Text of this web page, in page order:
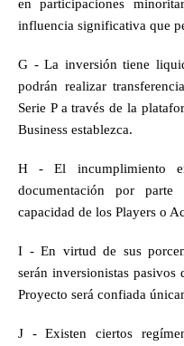
en participaciones
influencia significativa que
G - La inversión tiene
podrán realizar
Serie P a través de la
Business establezca.
H - El incumplimiento
documentación por
capacidad de los Players o
I - En virtud de sus
serán inversionistas
Proyecto será confiada
J - Existen ciertos